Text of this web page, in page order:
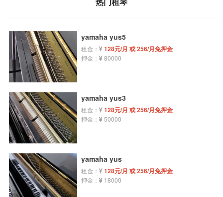
yamaha yus5
租金： 128元/月 或 256/月免押金
押金： 80000
yamaha yus3
租金： 128元/月 或 256/月免押金
押金： 50000
yamaha yus
租金： 128元/月 或 256/月免押金
押金： 18000